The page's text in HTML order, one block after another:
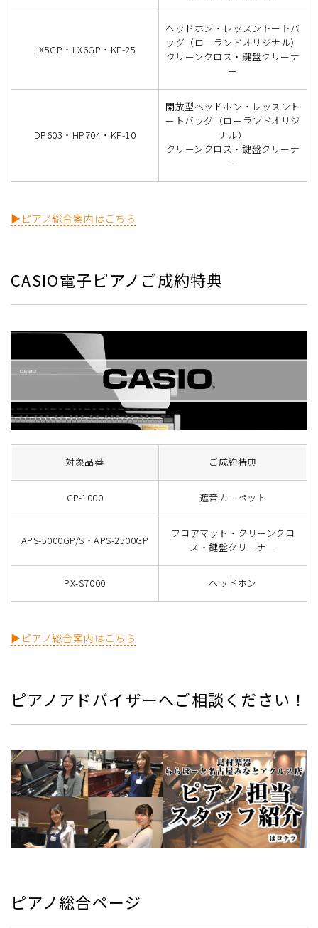
LX5GP・LX6GP・KF-25
ヘッドホン・レッスントートバ
ッグ（ローランドオリジナル）
クリーンクロス・鍵盤クリーナ
ー
DP603・HP704・KF-10
開放型ヘッドホン・レッスント
ートバッグ（ローランドオリジ
ナル）
クリーンクロス・鍵盤クリーナ
ー
▶ピアノ総合案内はこちら
CASIO電子ピアノご成約特典
対象品番 ご成約特典
GP-1000 遮音カーペット
APS-5000GP/S・APS-2500GP
フロアマット・クリーンクロ
ス・鍵盤クリーナー
PX-S7000 ヘッドホン
▶ピアノ総合案内はこちら
ピアノアドバイザーへご相談ください！
ピアノ総合ページ